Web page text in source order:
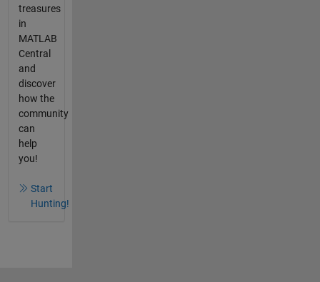
treasures
in
MATLAB
Central
and
discover
how the
community
can
help
you!
Start
Hunting!